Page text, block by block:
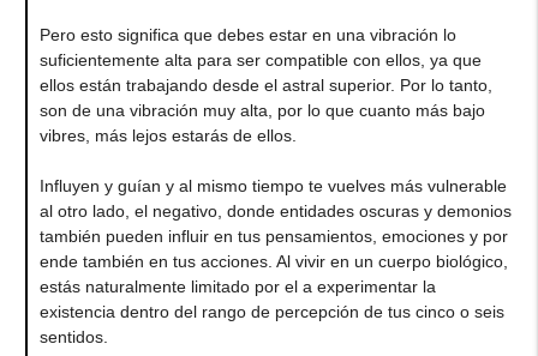
Pero esto significa que debes estar en una vibración lo
suficientemente alta para ser compatible con ellos, ya que
ellos están trabajando desde el astral superior. Por lo tanto,
son de una vibración muy alta, por lo que cuanto más bajo
vibres, más lejos estarás de ellos.
Influyen y guían y al mismo tiempo te vuelves más vulnerable
al otro lado, el negativo, donde entidades oscuras y demonios
también pueden influir en tus pensamientos, emociones y por
ende también en tus acciones. Al vivir en un cuerpo biológico,
estás naturalmente limitado por el a experimentar la
existencia dentro del rango de percepción de tus cinco o seis
sentidos.